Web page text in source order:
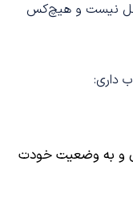
نیست و هیچ‌کس
داری:
و به وضعیت خودت